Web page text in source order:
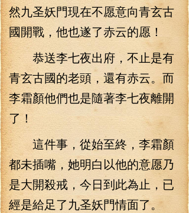
然九圣妖門現在不愿意向青玄古
國開戰，他也遂了赤云的愿！
恭送李七夜出府，不止是有
青玄古國的老頭，還有赤云。而
李霜顏他們也是隨著李七夜離開
了！
這件事，從始至終，李霜顏
都未插嘴，她明白以他的意愿乃
是大開殺戒，今日到此為止，已
經是給足了九圣妖門情面了。